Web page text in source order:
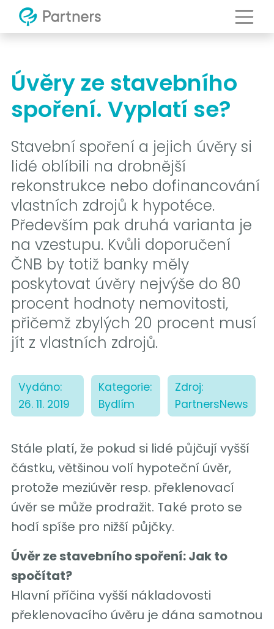
Úvěry ze stavebního
spoření. Vyplatí se?
Stavební spoření a jejich úvěry si
lidé oblíbili na drobnější
rekonstrukce nebo dofinancování
vlastních zdrojů k hypotéce.
Především pak druhá varianta je
na vzestupu. Kvůli doporučení
ČNB by totiž banky měly
poskytovat úvěry nejvýše do 80
procent hodnoty nemovitosti,
přičemž zbylých 20 procent musí
jít z vlastních zdrojů.
Vydáno:
26. 11. 2019
Kategorie:
Bydlím
Zdroj:
PartnersNews
Stále platí, že pokud si lidé půjčují vyšší
částku, většinou volí hypoteční úvěr,
protože meziúvěr resp. překlenovací
úvěr se může prodražit. Také proto se
hodí spíše pro nižší půjčky.
Úvěr ze stavebního spoření: Jak to
spočítat?
Hlavní příčina vyšší nákladovosti
překlenovacího úvěru je dána samotnou